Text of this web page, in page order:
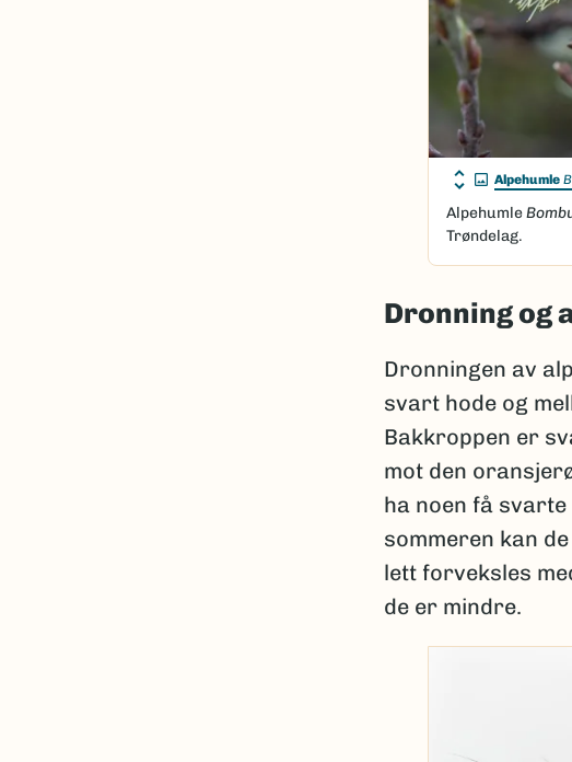
Alpehumle
Alpehumle
Trøndelag.
Dronning og
Dronningen av
svart hode og
Bakkroppen er
mot den
ha noen få
sommeren kan
lett forveksles
de er mindre.